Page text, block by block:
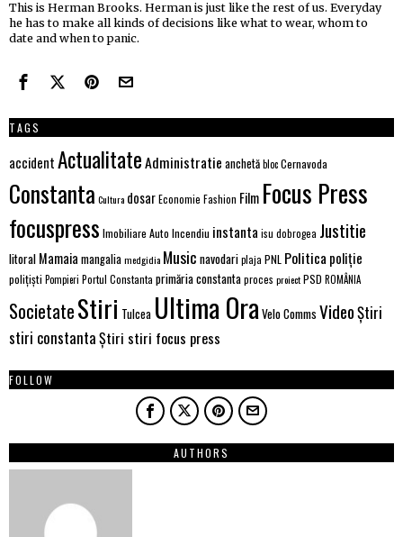
This is Herman Brooks. Herman is just like the rest of us. Everyday
he has to make all kinds of decisions like what to wear, whom to
date and when to panic.
TAGS
accidentActualitateAdministratie anchetăblocCernavoda
Constanta Cultura dosarEconomie Fashion Film Focus Press
focuspress Imobiliare Auto Incendiu instanta isu dobrogea Justitie
litoral Mamaia mangaliamedgidia Music navodariplaja PNL Politica poliție
polițiști Pompieri Portul Constanta primăria constantaproces proiectPSD ROMÂNIA
SocietateStiri Tulcea Ultima Ora Velo Comms VideoȘtiri
stiri constantaȘtiri stiri focus press
FOLLOW
AUTHORS